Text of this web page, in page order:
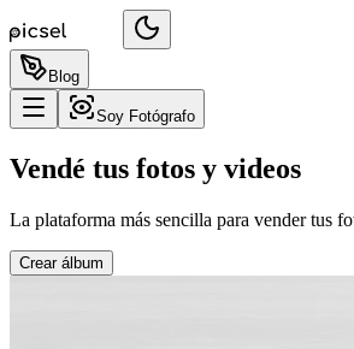
Blog
Soy Fotógrafo
Vendé tus fotos y videos
La plataforma más sencilla para vender tus
Crear álbum